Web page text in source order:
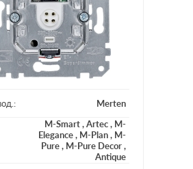
Merten
M-Smart,Artec, M-
Elegance, M-Plan, M-
Pure, M-Pure Decor,
Antique